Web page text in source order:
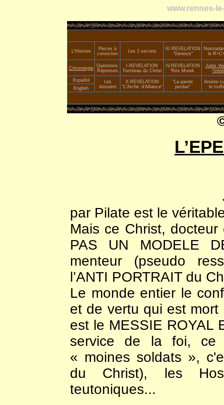
www.rennes-
L'Histoire
Pieces à
conviction
Les 2 secrets III. REVELATION
"Genesis"
le
Chronologie
Questions-
Réponses
I.REVELATION
Tombeau du Christ
IV.REVELATION
"Rex Mundi"
Jules
l'initié
Español
Les
dossiers
II. REVELATION
"L'Arche_ d'Alliance"
"La parole
perdue"
Arsène
le
English
Jésus
par Pilate est le
Mais ce Christ,
PAS UN MODELE
menteur (pseudo
l’ANTI PORTRAIT du
Le monde entier le
et de vertu qui est mort
est le MESSIE ROYAL
service de la foi, ce
« moines soldats »,
du Christ), les
teutoniques...